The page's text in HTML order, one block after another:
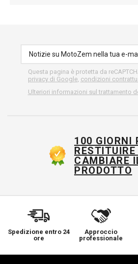
Questa pagina è protetta da
privacy di Google, condizioni
Ulteriori informazioni sul trattamento
100 GIORNI
RESTITUIRE
CAMBIARE
PRODOTTO
Spedizione entro 24
ore
Approccio
professionale